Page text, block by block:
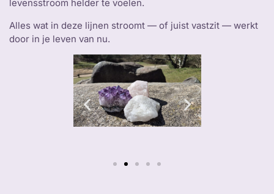
levensstroom helder te voelen.
Alles wat in deze lijnen stroomt — of juist vastzit — werkt
door in je leven van nu.